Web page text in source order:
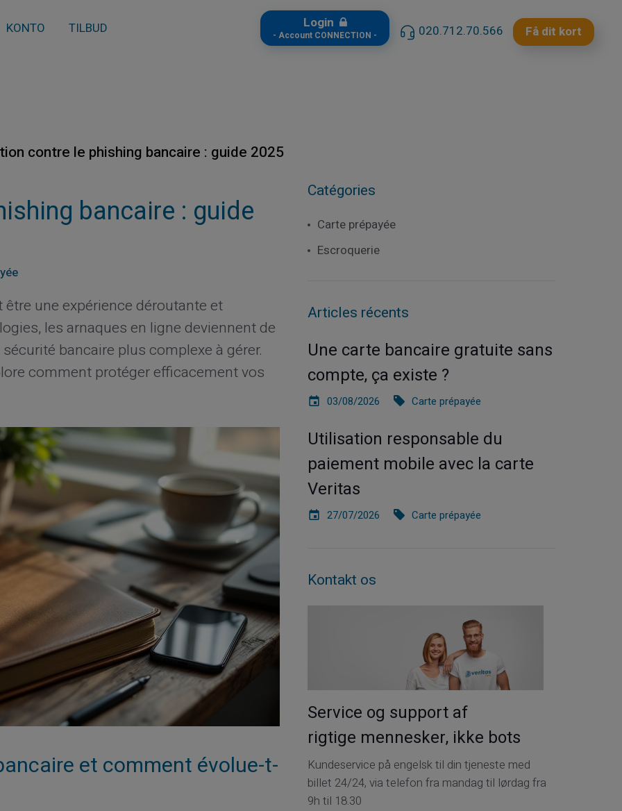
KONTO TILBUD Login
- Account CONNECTION - 020.712.70.566 Få dit kort
contre le phishing bancaire : guide 2025
bancaire : guide
une expérience déroutante et
les arnaques en ligne deviennent de
bancaire plus complexe à gérer.
comment protéger efficacement vos
et comment évolue-t-
Catégories
Carte prépayée
Escroquerie
Articles récents
Une carte bancaire gratuite sans
compte, ça existe ?
03/08/2026 Carte prépayée
Utilisation responsable du
paiement mobile avec la carte
Veritas
27/07/2026 Carte prépayée
Kontakt os
Service og support af
rigtige mennesker, ikke bots
Kundeservice på engelsk til din tjeneste med
billet 24/24, via telefon fra mandag til lørdag fra
9h til 18.30